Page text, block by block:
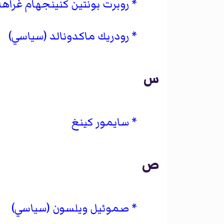
روبرت بونتين كنينجهام
رودريك ماكدونالد (سياسي)
س
سايمور كينغ
ص
صموئيل ويلسون (سياسي)